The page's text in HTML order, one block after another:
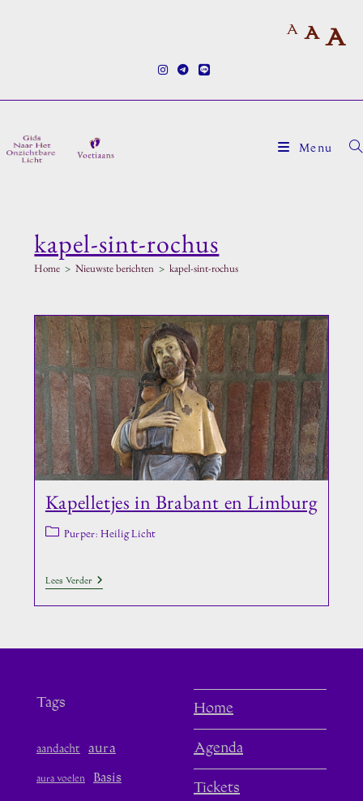
A A A
Menu
kapel-sint-rochus
Home > Nieuwste berichten > kapel-sint-rochus
Kapelletjes in Brabant en Limburg
Berichtcategorie:
Purper: Heilig Licht
Lees VerderKapelletjes
Brabant
Tags
aandacht aura
aura voelen Basis
Home
Agenda
Tickets